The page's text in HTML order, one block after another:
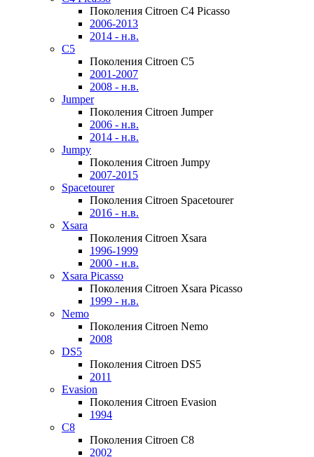
Поколения Citroen C4 Picasso
2006-2013
2014 - н.в.
C5
Поколения Citroen C5
2001-2007
2008 - н.в.
Jumper
Поколения Citroen Jumper
2006 - н.в.
2014 - н.в.
Jumpy
Поколения Citroen Jumpy
2007-2015
Spacetourer
Поколения Citroen Spacetourer
2016 - н.в.
Xsara
Поколения Citroen Xsara
1996-1999
2000 - н.в.
Xsara Picasso
Поколения Citroen Xsara Picasso
1999 - н.в.
Nemo
Поколения Citroen Nemo
2008
DS5
Поколения Citroen DS5
2011
Evasion
Поколения Citroen Evasion
1994
C8
Поколения Citroen C8
2002